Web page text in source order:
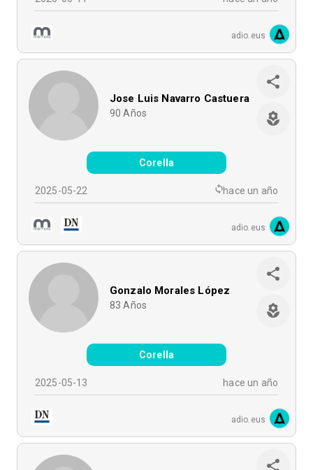
adio.eus
Jose Luis Navarro Castuera
90 Años
Corella
2025-05-22 hace un año
adio.eus
Gonzalo Morales López
83 Años
Corella
2025-05-13 hace un año
adio.eus